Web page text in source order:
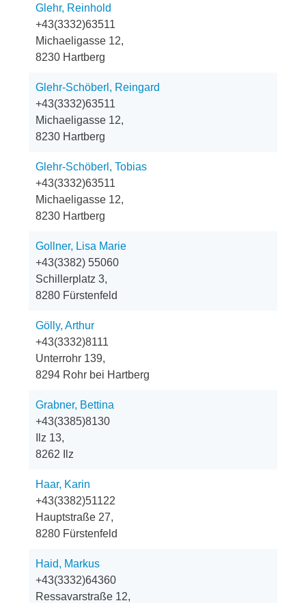
Glehr, Reinhold
+43(3332)63511
Michaeligasse 12,
8230 Hartberg
Glehr-Schöberl, Reingard
+43(3332)63511
Michaeligasse 12,
8230 Hartberg
Glehr-Schöberl, Tobias
+43(3332)63511
Michaeligasse 12,
8230 Hartberg
Gollner, Lisa Marie
+43(3382) 55060
Schillerplatz 3,
8280 Fürstenfeld
Gölly, Arthur
+43(3332)8111
Unterrohr 139,
8294 Rohr bei Hartberg
Grabner, Bettina
+43(3385)8130
Ilz 13,
8262 Ilz
Haar, Karin
+43(3382)51122
Hauptstraße 27,
8280 Fürstenfeld
Haid, Markus
+43(3332)64360
Ressavarstraße 12,